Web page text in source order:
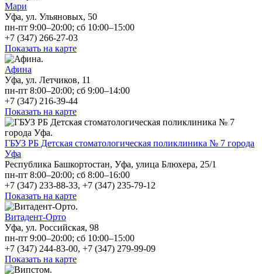
Мари
Уфа, ул. Ульяновых, 50
пн-пт 9:00–20:00; сб 10:00–15:00
+7 (347) 266-27-03
Показать на карте
Афина
Уфа, ул. Летчиков, 11
пн-пт 8:00–20:00; сб 9:00–14:00
+7 (347) 216-39-44
Показать на карте
ГБУЗ РБ Детская стоматологическая поликлиника № 7 города
Уфа
Республика Башкортостан, Уфа, улица Блюхера, 25/1
пн-пт 8:00–20:00; сб 8:00–16:00
+7 (347) 233-88-33, +7 (347) 235-79-12
Показать на карте
Витадент-Орто
Уфа, ул. Российская, 98
пн-пт 9:00–20:00; сб 10:00–15:00
+7 (347) 244-83-00, +7 (347) 279-99-09
Показать на карте